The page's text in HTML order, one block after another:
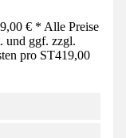
€ * Alle Preise
und ggf. zzgl.
pro ST419,00